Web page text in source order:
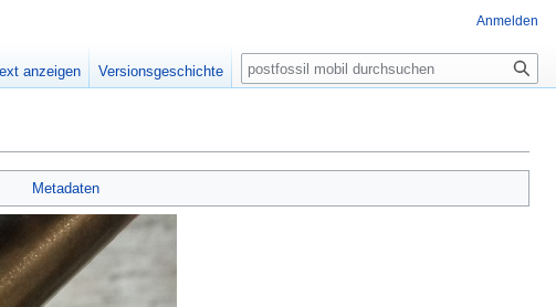
Metadaten
Anmelden
anzeigen Versionsgeschichte Suche